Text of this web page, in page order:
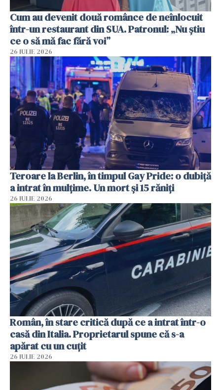
Cum au devenit două românce de neînlocuit
într-un restaurant din SUA. Patronul: „Nu știu
ce o să mă fac fără voi”
26 IULIE 2026
Teroare la Berlin, în timpul Gay Pride: o dubiță
a intrat în mulțime. Un mort și 15 răniți
26 IULIE 2026
Român, în stare critică după ce a intrat într-o
casă din Italia. Proprietarul spune că s-a
apărat cu un cuțit
26 IULIE 2026